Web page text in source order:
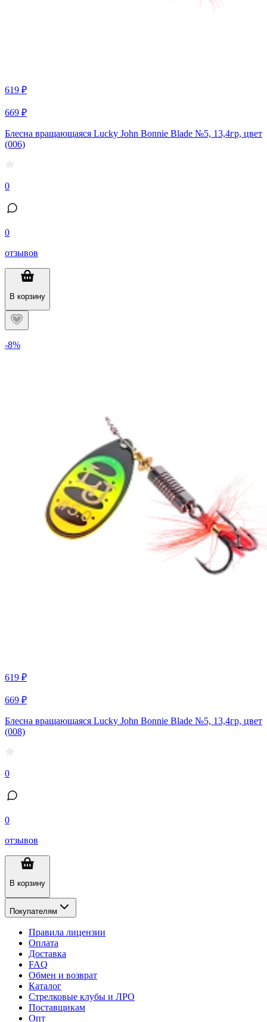
619 ₽
669 ₽
Блесна вращающаяся Lucky John Bonnie Blade №5, 13,4гр, цвет
(006)
0
0
отзывов
В корзину
-8%
619 ₽
669 ₽
Блесна вращающаяся Lucky John Bonnie Blade №5, 13,4гр, цвет
(008)
0
0
отзывов
В корзину
Покупателям
Правила лицензии
Оплата
Доставка
FAQ
Обмен и возврат
Каталог
Стрелковые клубы и ЛРО
Поставщикам
Опт